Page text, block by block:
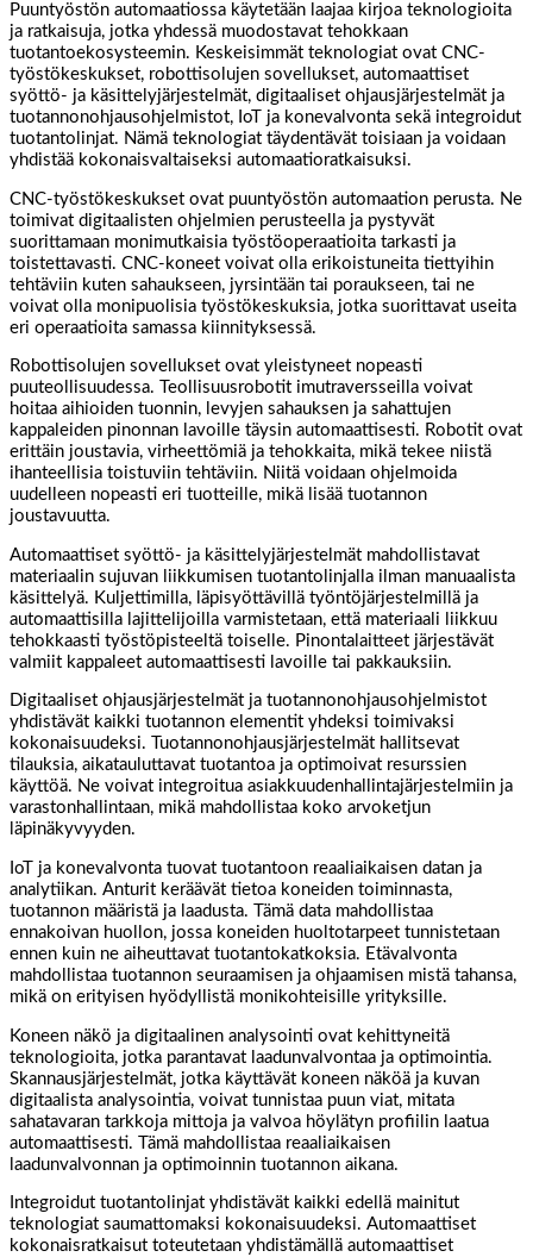
Puuntyöstön automaatiossa käytetään laajaa kirjoa teknologioita
ja ratkaisuja, jotka yhdessä muodostavat tehokkaan
tuotantoekosysteemin. Keskeisimmät teknologiat ovat CNC-
työstökeskukset, robottisolujen sovellukset, automaattiset
syöttö- ja käsittelyjärjestelmät, digitaaliset ohjausjärjestelmät ja
tuotannonohjausohjelmistot, IoT ja konevalvonta sekä integroidut
tuotantolinjat. Nämä teknologiat täydentävät toisiaan ja voidaan
yhdistää kokonaisvaltaiseksi automaatioratkaisuksi.
CNC-työstökeskukset ovat puuntyöstön automaation perusta. Ne
toimivat digitaalisten ohjelmien perusteella ja pystyvät
suorittamaan monimutkaisia työstöoperaatioita tarkasti ja
toistettavasti. CNC-koneet voivat olla erikoistuneita tiettyihin
tehtäviin kuten sahaukseen, jyrsintään tai poraukseen, tai ne
voivat olla monipuolisia työstökeskuksia, jotka suorittavat useita
eri operaatioita samassa kiinnityksessä.
Robottisolujen sovellukset ovat yleistyneet nopeasti
puuteollisuudessa. Teollisuusrobotit imutraversseilla voivat
hoitaa aihioiden tuonnin, levyjen sahauksen ja sahattujen
kappaleiden pinonnan lavoille täysin automaattisesti. Robotit ovat
erittäin joustavia, virheettömiä ja tehokkaita, mikä tekee niistä
ihanteellisia toistuviin tehtäviin. Niitä voidaan ohjelmoida
uudelleen nopeasti eri tuotteille, mikä lisää tuotannon
joustavuutta.
Automaattiset syöttö- ja käsittelyjärjestelmät mahdollistavat
materiaalin sujuvan liikkumisen tuotantolinjalla ilman manuaalista
käsittelyä. Kuljettimilla, läpisyöttävillä työntöjärjestelmillä ja
automaattisilla lajittelijoilla varmistetaan, että materiaali liikkuu
tehokkaasti työstöpisteeltä toiselle. Pinontalaitteet järjestävät
valmiit kappaleet automaattisesti lavoille tai pakkauksiin.
Digitaaliset ohjausjärjestelmät ja tuotannonohjausohjelmistot
yhdistävät kaikki tuotannon elementit yhdeksi toimivaksi
kokonaisuudeksi. Tuotannonohjausjärjestelmät hallitsevat
tilauksia, aikatauluttavat tuotantoa ja optimoivat resurssien
käyttöä. Ne voivat integroitua asiakkuudenhallintajärjestelmiin ja
varastonhallintaan, mikä mahdollistaa koko arvoketjun
läpinäkyvyyden.
IoT ja konevalvonta tuovat tuotantoon reaaliaikaisen datan ja
analytiikan. Anturit keräävät tietoa koneiden toiminnasta,
tuotannon määristä ja laadusta. Tämä data mahdollistaa
ennakoivan huollon, jossa koneiden huoltotarpeet tunnistetaan
ennen kuin ne aiheuttavat tuotantokatkoksia. Etävalvonta
mahdollistaa tuotannon seuraamisen ja ohjaamisen mistä tahansa,
mikä on erityisen hyödyllistä monikohteisille yrityksille.
Koneen näkö ja digitaalinen analysointi ovat kehittyneitä
teknologioita, jotka parantavat laadunvalvontaa ja optimointia.
Skannausjärjestelmät, jotka käyttävät koneen näköä ja kuvan
digitaalista analysointia, voivat tunnistaa puun viat, mitata
sahatavaran tarkkoja mittoja ja valvoa höylätyn profiilin laatua
automaattisesti. Tämä mahdollistaa reaaliaikaisen
laadunvalvonnan ja optimoinnin tuotannon aikana.
Integroidut tuotantolinjat yhdistävät kaikki edellä mainitut
teknologiat saumattomaksi kokonaisuudeksi. Automaattiset
kokonaisratkaisut toteutetaan yhdistämällä automaattiset